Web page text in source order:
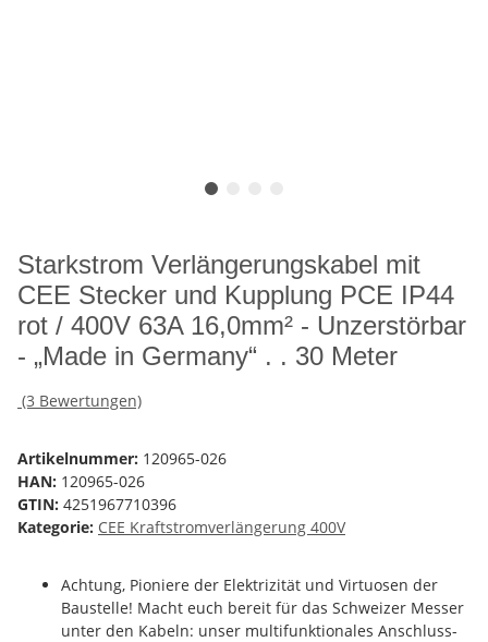
Starkstrom Verlängerungskabel mit
CEE Stecker und Kupplung PCE IP44
rot / 400V 63A 16,0mm² - Unzerstörbar
- „Made in Germany“ . . 30 Meter
(3 Bewertungen)
Artikelnummer: 120965-026
HAN: 120965-026
GTIN: 4251967710396
Kategorie: CEE Kraftstromverlängerung 400V
Achtung, Pioniere der Elektrizität und Virtuosen der
Baustelle! Macht euch bereit für das Schweizer Messer
unter den Kabeln: unser multifunktionales Anschluss-